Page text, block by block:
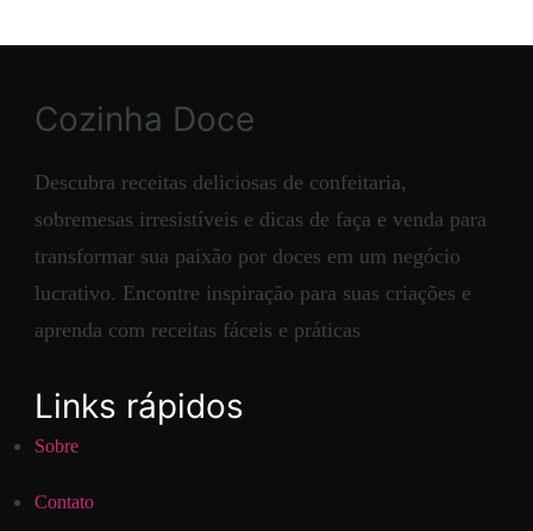
Cozinha Doce
Descubra receitas deliciosas de confeitaria,
sobremesas irresistíveis e dicas de faça e venda para
transformar sua paixão por doces em um negócio
lucrativo. Encontre inspiração para suas criações e
aprenda com receitas fáceis e práticas
Links rápidos
Sobre
Contato